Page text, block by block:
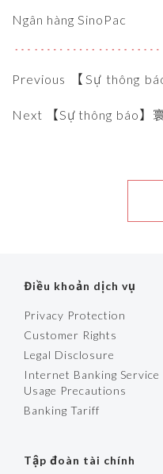
Ngân hàng SinoPac
Previous 【Sự thông báo】User Identity Verification
Global eBanking
Next 【Sự thông báo】寰宇金融網外幣整批付款檔案格
Điều khoản dịch vụ
Privacy Protection
Customer Rights
Legal Disclosure
Internet Banking Service
Usage Precautions
Banking Tariff
Tập đoàn tài chính